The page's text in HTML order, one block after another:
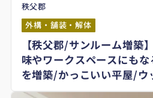
秩父郡
外構・舗装・解体
【秩父郡/サンルーム増築
味やワークスペースにも
を増築/かっこいい平屋/ウ
デン